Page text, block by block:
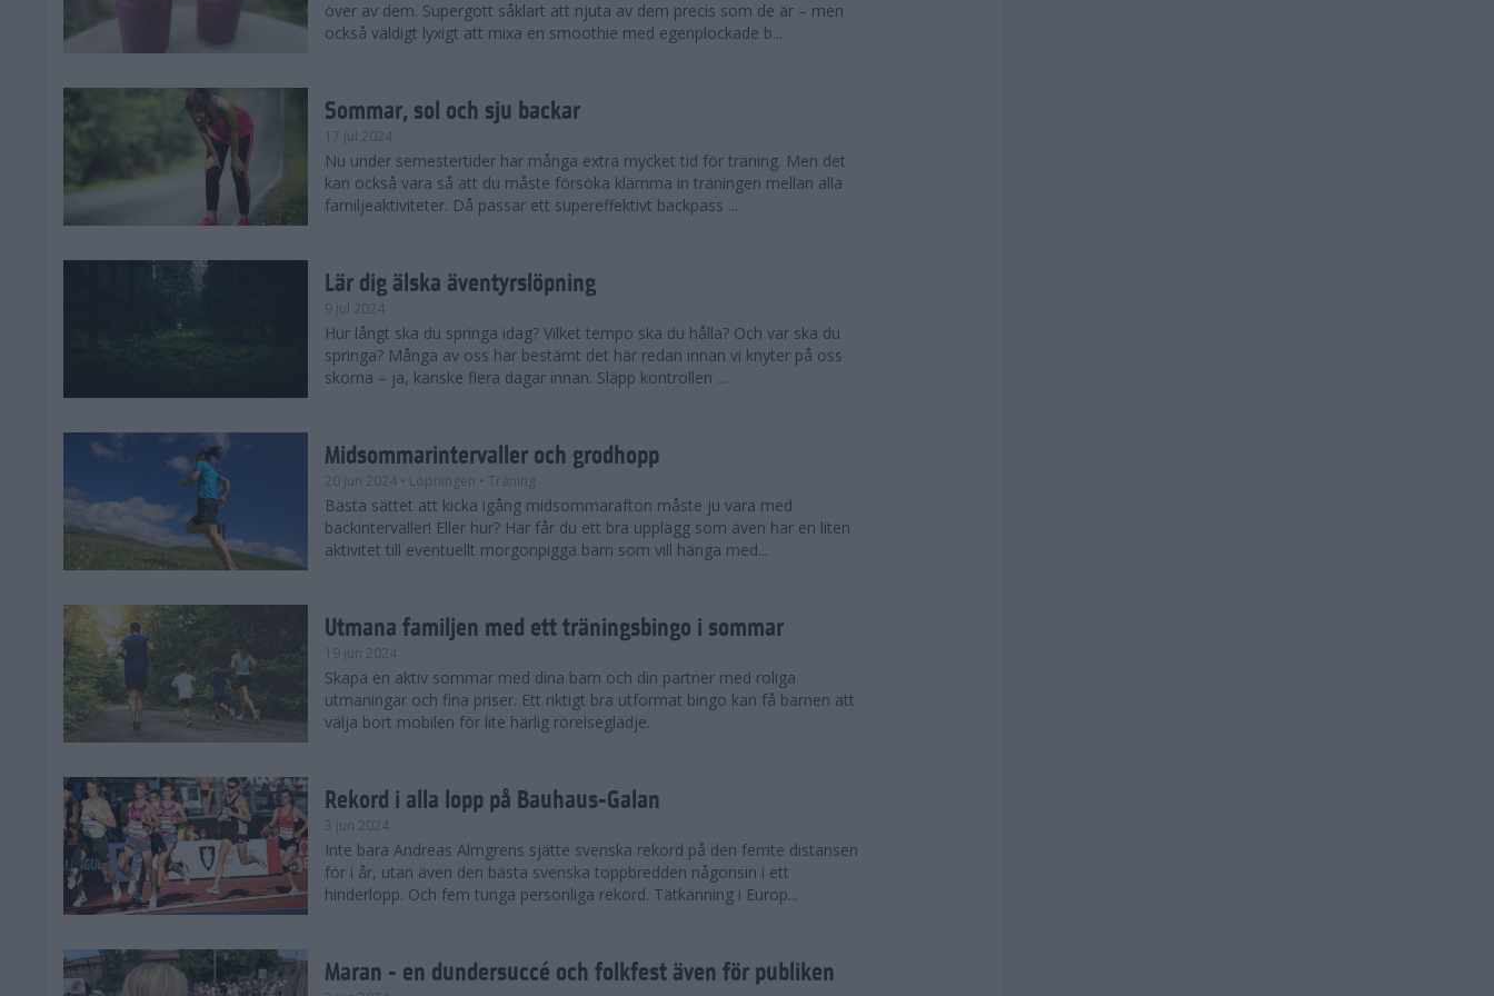
över av dem. Supergott såklart att njuta av dem precis som de är – men
också väldigt lyxigt att mixa en smoothie med egenplockade b...
Sommar, sol och sju backar
17 jul 2024
Nu under semestertider har många extra mycket tid för träning. Men det
kan också vara så att du måste försöka klämma in träningen mellan alla
familjeaktiviteter. Då passar ett supereffektivt backpass ...
Lär dig älska äventyrslöpning
9 jul 2024
Hur långt ska du springa idag? Vilket tempo ska du hålla? Och var ska du
springa? Många av oss har bestämt det här redan innan vi knyter på oss
skorna – ja, kanske flera dagar innan. Släpp kontrollen ...
Midsommarintervaller och grodhopp
20 jun 2024 • Löpningen • Träning
Bästa sättet att kicka igång midsommarafton måste ju vara med
backintervaller! Eller hur? Här får du ett bra upplägg som även har en liten
aktivitet till eventuellt morgonpigga barn som vill hänga med...
Utmana familjen med ett träningsbingo i sommar
19 jun 2024
Skapa en aktiv sommar med dina barn och din partner med roliga
utmaningar och fina priser. Ett riktigt bra utformat bingo kan få barnen att
välja bort mobilen för lite härlig rörelseglädje.
Rekord i alla lopp på Bauhaus-Galan
3 jun 2024
Inte bara Andreas Almgrens sjätte svenska rekord på den femte distansen
för i år, utan även den bästa svenska toppbredden någonsin i ett
hinderlopp. Och fem tunga personliga rekord. Tätkänning i Europ...
Maran - en dundersuccé och folkfest även för publiken